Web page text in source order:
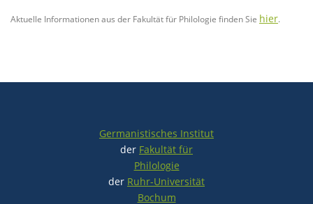
Aktuelle Informationen aus der Fakultät für Philologie finden Sie hier.
Germanistisches Institut
der Fakultät für
Philologie
der Ruhr-Universität
Bochum